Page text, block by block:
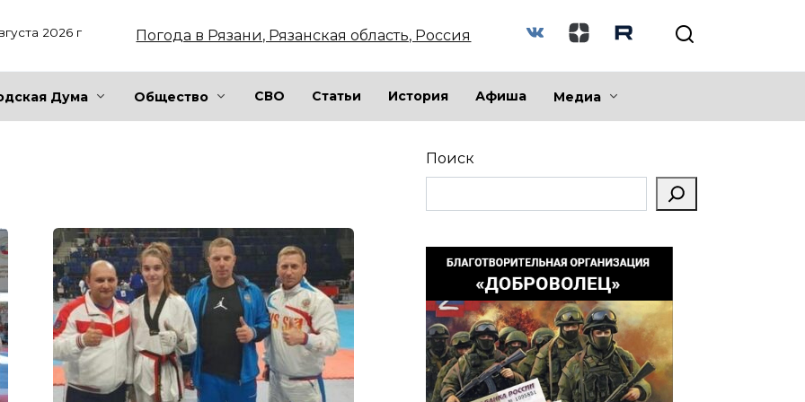
2026 г Погода в Рязани, Рязанская область, Россия
Дума Общество СВО Статьи История Афиша Медиа
Поиск